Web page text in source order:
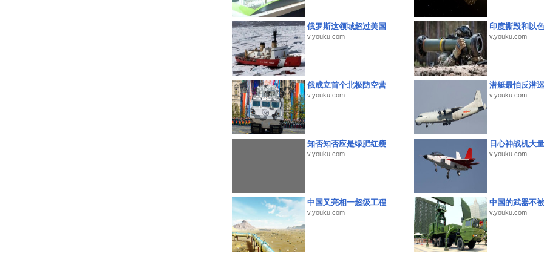
俄罗斯这领域超过美国
v.youku.com
印度撕毁和以
v.youku.com
俄成立首个北极防空营
v.youku.com
潜艇最怕反潜
v.youku.com
知否知否应是绿肥红瘦
v.youku.com
日心神战机大
v.youku.com
中国又亮相一超级工程
v.youku.com
中国的武器不
v.youku.com